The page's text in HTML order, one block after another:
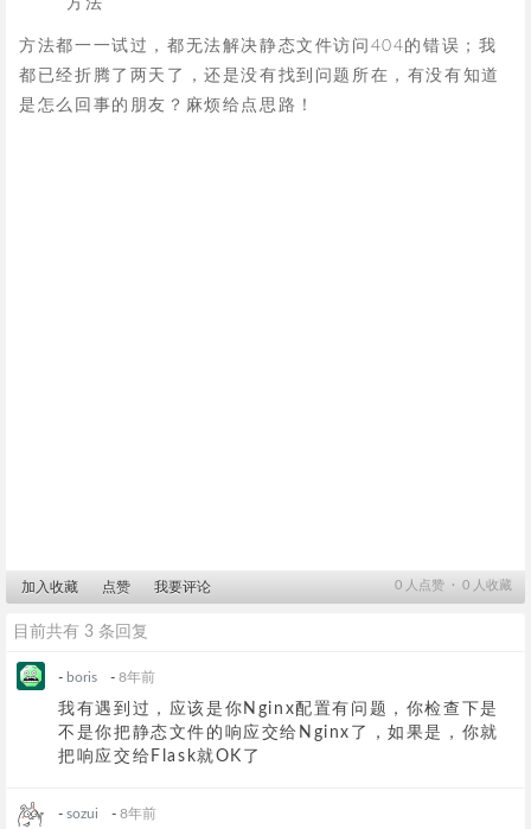
方法都一一试过，都无法解决静态文件访问404的错误；我
都已经折腾了两天了，还是没有找到问题所在，有没有知道
是怎么回事的朋友？麻烦给点思路！
0 人点赞 ∙ 0 人收藏
加入收藏 点赞 我要评论
目前共有 3 条回复
- boris -8年前
我有遇到过，应该是你Nginx配置有问题，你检查下是
不是你把静态文件的响应交给Nginx了，如果是，你就
把响应交给Flask就OK了
-sozui -8年前